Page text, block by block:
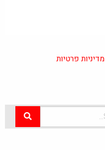
מדיניות פרטיות